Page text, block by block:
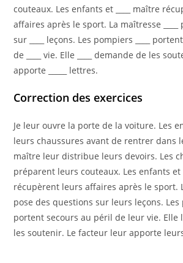
couteaux. Les enfants et ____ maître
affaires après le sport. La maîtresse
sur ____ leçons. Les pompiers ____
de ____ vie. Elle ____ demande de les
apporte _____ lettres.
Correction des exercices
Je leur ouvre la porte de la voiture. Les
leurs chaussures avant de rentrer dans
maître leur distribue leurs devoirs. Les
préparent leurs couteaux. Les enfants
récupèrent leurs affaires après le sport.
pose des questions sur leurs leçons.
portent secours au péril de leur vie. Elle
les soutenir. Le facteur leur apporte